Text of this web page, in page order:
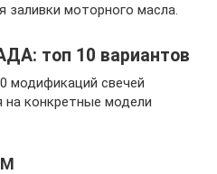
заливки моторного масла.
топ 10 вариантов
модификаций свечей
на конкретные модели